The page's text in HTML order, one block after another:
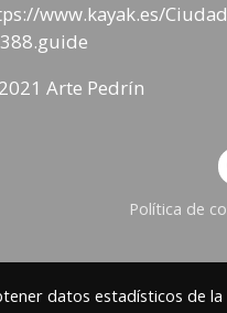
www.kayak.es/
Arte Pedrín
Política de
datos estadísticos de